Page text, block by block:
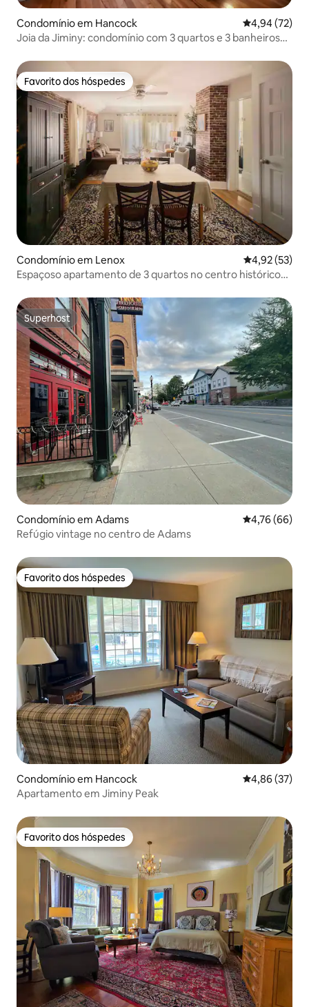
Condomínio em Hancock Classificação
4,94 (72)
Joia da Jiminy: condomínio com 3 quartos e 3 banheiros
Favorito dos hóspedes
Favorito dos hóspedes
Condomínio em Lenox Classificação
4,92 (53)
Espaçoso apartamento de 3 quartos no centro histórico
Superhost
Superhost
Condomínio em Adams Classificação
4,76 (66)
Refúgio vintage no centro de Adams
Favorito dos hóspedes
Favorito dos hóspedes
Condomínio em Hancock Classificação
4,86 (37)
Apartamento em Jiminy Peak
Favorito dos hóspedes
Favorito dos hóspedes